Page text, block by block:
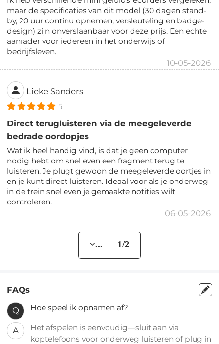
maar de specificaties van dit model (30 dagen stand-
by, 20 uur continu opnemen, versleuteling en badge-
design) zijn onverslaanbaar voor deze prijs. Een echte
aanrader voor iedereen in het onderwijs of
bedrijfsleven.
10-05-2026
Lieke Sanders
5
Direct terugluisteren via de meegeleverde
bedrade oordopjes
Wat ik heel handig vind, is dat je geen computer
nodig hebt om snel even een fragment terug te
luisteren. Je plugt gewoon de meegeleverde oortjes in
en je kunt direct luisteren. Ideaal voor als je onderweg
in de trein snel even je gemaakte notities wilt
controleren.
06-05-2026
... 1/2
FAQs
Q Hoe speel ik opnamen af?
A
Het afspelen is eenvoudig—sluit aan via
koptelefoons voor onderweg luisteren of plug in